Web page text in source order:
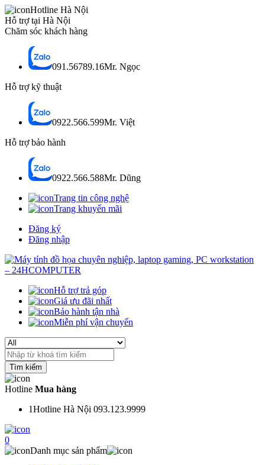
Hotline Hà Nội
Hỗ trợ tại Hà Nội
Chăm sóc khách hàng
091.56789.16Mr. Ngọc
Hỗ trợ kỹ thuật
0922.566.599Mr. Việt
Hỗ trợ bảo hành
0922.566.588Mr. Dũng
Trang tin công nghệ
Trang khuyến mãi
Đăng ký
Đăng nhập
Hỗ trợ trả góp
Giá ưu đãi nhất
Bảo hành tận nhà
Miễn phí vận chuyển
Search
for:
Hotline Mua hàng
1Hotline Hà Nội 093.123.9999
0
Danh mục sản phẩm